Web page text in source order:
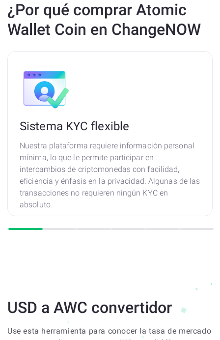
¿Por qué comprar Atomic
Wallet Coin en ChangeNOW
Sistema KYC flexible
Nuestra plataforma requiere información personal
mínima, lo que le permite participar en
intercambios de criptomonedas con facilidad,
eficiencia y énfasis en la privacidad. Algunas de las
transacciones no requieren ningún KYC en
absoluto.
USD a AWC convertidor
Use esta herramienta para conocer la tasa de mercado